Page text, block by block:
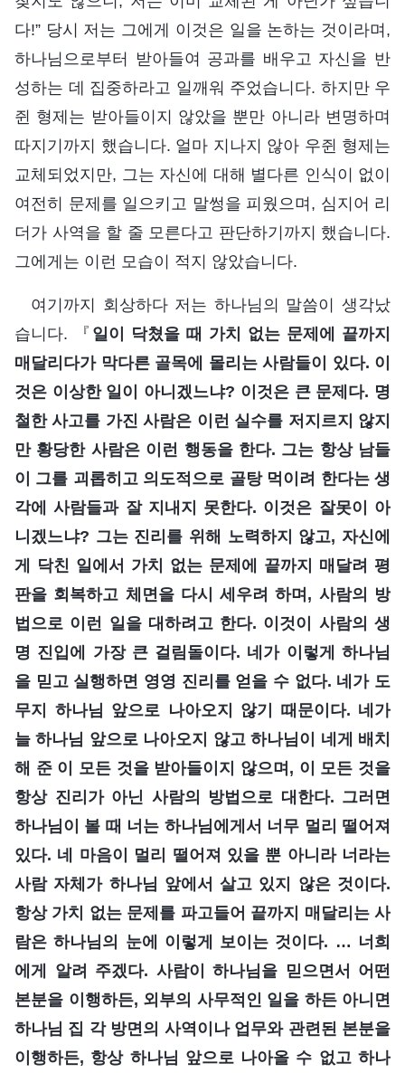
다!” 당시 저는 그에게 이것은 일을 논하는 것이라며,
하나님으로부터 받아들여 공과를 배우고 자신을 반
성하는 데 집중하라고 일깨워 주었습니다. 하지만 우
쥔 형제는 받아들이지 않았을 뿐만 아니라 변명하며
따지기까지 했습니다. 얼마 지나지 않아 우쥔 형제는
교체되었지만, 그는 자신에 대해 별다른 인식이 없이
여전히 문제를 일으키고 말썽을 피웠으며, 심지어 리
더가 사역을 할 줄 모른다고 판단하기까지 했습니다.
그에게는 이런 모습이 적지 않았습니다.
여기까지 회상하다 저는 하나님의 말씀이 생각났
습니다. 『 일이 닥쳤을 때 가치 없는 문제에 끝까지
매달리다가 막다른 골목에 몰리는 사람들이 있다. 이
것은 이상한 일이 아니겠느냐? 이것은 큰 문제다. 명
철한 사고를 가진 사람은 이런 실수를 저지르지 않지
만 황당한 사람은 이런 행동을 한다. 그는 항상 남들
이 그를 괴롭히고 의도적으로 골탕 먹이려 한다는 생
각에 사람들과 잘 지내지 못한다. 이것은 잘못이 아
니겠느냐? 그는 진리를 위해 노력하지 않고, 자신에
게 닥친 일에서 가치 없는 문제에 끝까지 매달려 평
판을 회복하고 체면을 다시 세우려 하며, 사람의 방
법으로 이런 일을 대하려고 한다. 이것이 사람의 생
명 진입에 가장 큰 걸림돌이다. 네가 이렇게 하나님
을 믿고 실행하면 영영 진리를 얻을 수 없다. 네가 도
무지 하나님 앞으로 나아오지 않기 때문이다. 네가
늘 하나님 앞으로 나아오지 않고 하나님이 네게 배치
해 준 이 모든 것을 받아들이지 않으며, 이 모든 것을
항상 진리가 아닌 사람의 방법으로 대한다. 그러면
하나님이 볼 때 너는 하나님에게서 너무 멀리 떨어져
있다. 네 마음이 멀리 떨어져 있을 뿐 아니라 너라는
사람 자체가 하나님 앞에서 살고 있지 않은 것이다.
항상 가치 없는 문제를 파고들어 끝까지 매달리는 사
람은 하나님의 눈에 이렇게 보이는 것이다. … 너희
에게 알려 주겠다. 사람이 하나님을 믿으면서 어떤
본분을 이행하든, 외부의 사무적인 일을 하든 아니면
하나님 집 각 방면의 사역이나 업무와 관련된 본분을
이행하든, 항상 하나님 앞으로 나아올 수 없고 하나